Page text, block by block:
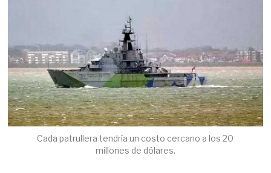
Cada patrullera tendría un costo cercano a los 20
millones de dólares.